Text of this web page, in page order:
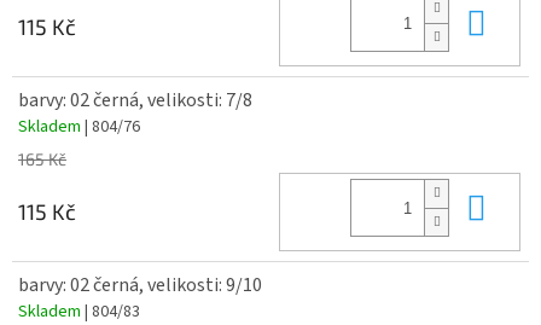
115 Kč
barvy: 02 černá, velikosti: 7/8
Skladem | 804/76
165 Kč
115 Kč
barvy: 02 černá, velikosti: 9/10
Skladem | 804/83